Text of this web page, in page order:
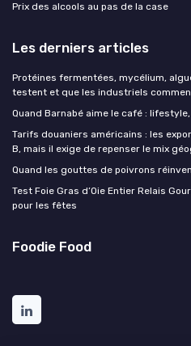
Prix des alcools au pas de la case
Les derniers articles
Protéines fermentées, mycélium,
testent et que les industriels
Quand Barnabé aime le café :
Tarifs douaniers américains : les
B, mais il exige de repenser le mix
Quand les gouttes de poivrons
Test Foie Gras d’Oie Entier Relais
pour les fêtes
Foodie Food